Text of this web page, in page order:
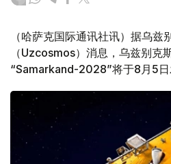
（哈萨克国际通讯社讯）据乌兹
（Uzcosmos）消息，乌兹别克
“Samarkand-2028”将于8月5日